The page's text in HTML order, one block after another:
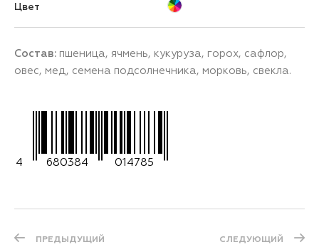
Цвет
Состав: пшеница, ячмень, кукуруза, горох, сафлор,
овес, мед, семена подсолнечника, морковь, свекла.
4 680384 014785
ПРЕДЫДУЩИЙ
СЛЕДУЮЩИЙ